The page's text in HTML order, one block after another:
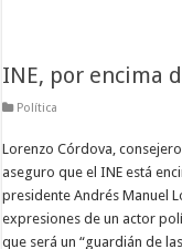
INE, por encima
Política
Lorenzo Córdova,
aseguro que el INE está
presidente Andrés Manuel
expresiones de un actor
que será un “guardián de